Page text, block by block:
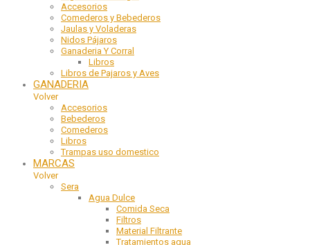
Accesorios
Comederos y Bebederos
Jaulas y Voladeras
Nidos Pájaros
Ganaderia Y Corral
Libros
Libros de Pajaros y Aves
GANADERIA
Volver
Accesorios
Bebederos
Comederos
Libros
Trampas uso domestico
MARCAS
Volver
Sera
Agua Dulce
Comida Seca
Filtros
Material Filtrante
Tratamientos agua